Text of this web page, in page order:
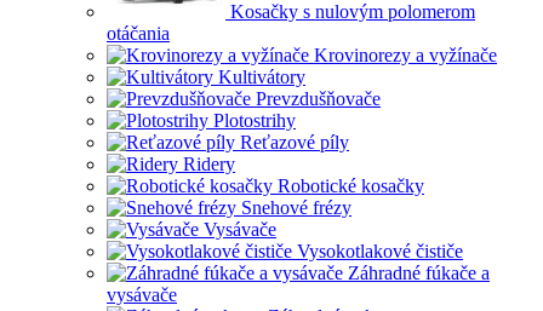
Kosačky s nulovým polomerom
otáčania
Krovinorezy a vyžínače
Kultivátory
Prevzdušňovače
Plotostrihy
Reťazové píly
Ridery
Robotické kosačky
Snehové frézy
Vysávače
Vysokotlakové čističe
Záhradné fúkače a
vysávače